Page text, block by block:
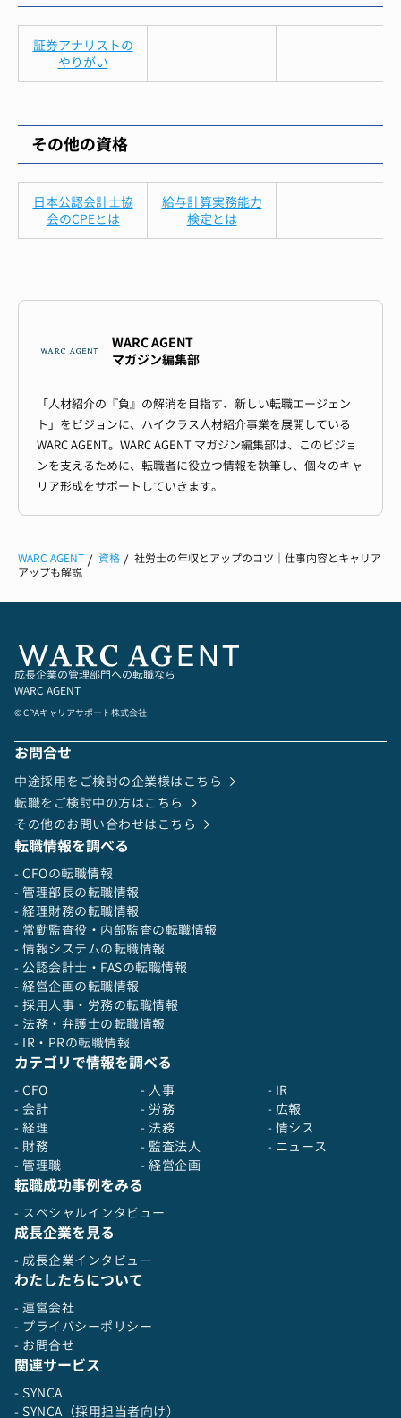
証券アナリストの
やりがい
その他の資格
日本公認会計士協
会のCPEとは
給与計算実務能力
検定とは
WARC AGENT
マガジン編集部
「人材紹介の『負』の解消を目指す、新しい転職エージェン
ト」をビジョンに、ハイクラス人材紹介事業を展開している
WARC AGENT。WARC AGENT マガジン編集部は、このビジョ
ンを支えるために、転職者に役立つ情報を執筆し、個々のキャ
リア形成をサポートしていきます。
WARC AGENT 資格
社労士の年収とアップのコツ｜仕事内容とキャリア
アップも解説
成長企業の管理部門への転職なら
WARC AGENT
© CPAキャリアサポート株式会社
お問合せ
中途採用をご検討の企業様はこちら
転職をご検討中の方はこちら
その他のお問い合わせはこちら
転職情報を調べる
- CFOの転職情報
- 管理部長の転職情報
- 経理財務の転職情報
- 常勤監査役・内部監査の転職情報
- 情報システムの転職情報
- 公認会計士・FASの転職情報
- 経営企画の転職情報
- 採用人事・労務の転職情報
- 法務・弁護士の転職情報
- IR・PRの転職情報
カテゴリで情報を調べる
- CFO
- 会計
- 経理
- 財務
- 管理職
- 人事
- 労務
- 法務
- 監査法人
- 経営企画
- IR
- 広報
- 情シス
- ニュース
転職成功事例をみる
- スペシャルインタビュー
成長企業を見る
- 成長企業インタビュー
わたしたちについて
- 運営会社
- プライバシーポリシー
- お問合せ
関連サービス
- SYNCA
- SYNCA（採用担当者向け）